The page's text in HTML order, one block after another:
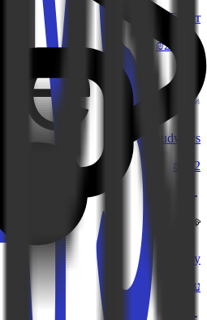
Fiverr
Cloudways
₪162
Preply
עד ₪44